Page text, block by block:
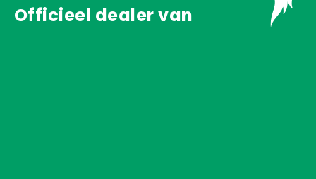
Officieel dealer van